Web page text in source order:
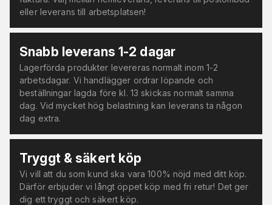
eller leverans till arbetsplatsen!
Snabb leverans 1-2 dagar
Lagerförda produkter levereras normalt inom 1-2
arbetsdagar. Vi handlägger ordrar löpande och
beställningar lagda före kl. 13 skickas normalt samma
dag. Vid mycket hög belastning kan leverans ta någon
dag extra.
Tryggt & säkert köp
Vi vill att du som kund ska vara 100% nöjd med ditt köp.
Därför erbjuder vi långt öppet köp med fri retur! Det ger
dig ett tryggt och säkert köp.